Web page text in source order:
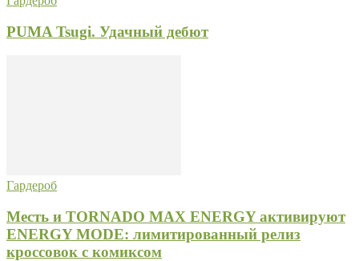
PUMA Tsugi. Удачный дебют
Гардероб
Месть и TORNADO MAX ENERGY активируют
ENERGY MODE: лимитированный релиз
кроссовок с комиксом